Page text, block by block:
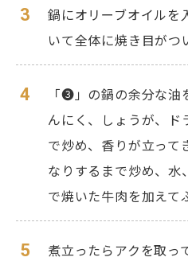
3
鍋にオリーブオイル
いて全体に焼き目がつ
4
「❸」の鍋の余分な油
んにく、しょうが、ド
で炒め、香りが立って
なりするまで炒め、水
で焼いた牛肉を加えて
5
煮立ったらアクを取っ